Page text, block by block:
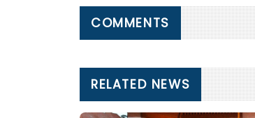
COMMENTS
RELATED NEWS